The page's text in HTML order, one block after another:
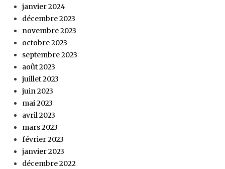
janvier 2024
décembre 2023
novembre 2023
octobre 2023
septembre 2023
août 2023
juillet 2023
juin 2023
mai 2023
avril 2023
mars 2023
février 2023
janvier 2023
décembre 2022